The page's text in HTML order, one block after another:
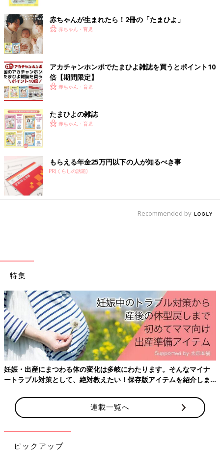
出典：Instagramアカウント「mick.yokomi」
うな帽子をいっしょに♪ このときは久しぶりにおそろいのお洋服
を購入したそうで、3人ともとってもお似合いですよね！男の子
も女の子も違和感なくおそろいにできるデザインなのも◎。これ
はマネしたくなりますね。
今年の干支「へび」のスウェットで、4人きょうだ
い仲良しコーデ！
出典：Instagramアカウント「oosennaoo」
oosennaooさんは、2025年の干支「へび」デザインのスウェッ
で楽しそうですね！よく見ると、左のお子さんから「2025」の
指文字も♪ なんとも癒されるお写真ですね。
GUキッズ「サンリオコラボはもうチェ
赤ちゃんが生まれたら！2冊の「たまひよ」
赤ちゃん・育児
アカチャンホンポでたまひよ雑誌を買うとポイント10
倍【期間限定】
赤ちゃん・育児
たまひよの雑誌
赤ちゃん・育児
もらえる年金25万円以下の人が知るべき事
PR(くらしの話題)
Recommended by
特集
妊娠・出産にまつわる体の変化は多岐にわたります。そんなマイナ
ートラブル対策として、絶対教えたい！保存版アイテムを紹介しま
連載一覧へ
ピックアップ